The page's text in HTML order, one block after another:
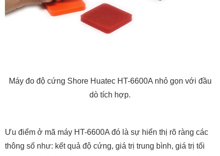
Máy đo độ cứng Shore Huatec HT-6600A nhỏ gọn với đầu
dò tích hợp.
Ưu điểm ở mã máy HT-6600A đó là sự hiển thị rõ ràng các
thông số như: kết quả độ cứng, giá trị trung bình, giá trị tối